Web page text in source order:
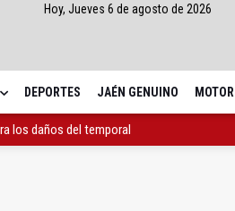
Hoy, Jueves 6 de agosto de 2026
DEPORTES JAÉN GENUINO MOTOR
los daños del temporal